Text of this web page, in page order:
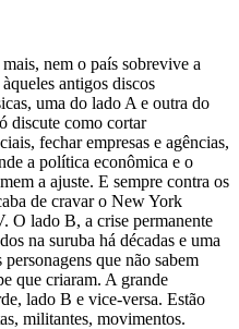
nem o país sobrevive a
antigos discos
uma do lado A e outra do
discute como cortar
fechar empresas e agências,
a política econômica e o
a ajuste. E sempre contra os
de cravar o New York
O lado B, a crise permanente
na suruba há décadas e uma
que não sabem
que criaram. A grande
lado B e vice-versa. Estão
militantes, movimentos.